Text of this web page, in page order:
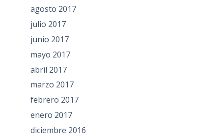
agosto 2017
julio 2017
junio 2017
mayo 2017
abril 2017
marzo 2017
febrero 2017
enero 2017
diciembre 2016